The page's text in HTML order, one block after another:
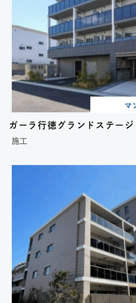
マ
ガーラ行徳グランドステージ
施工